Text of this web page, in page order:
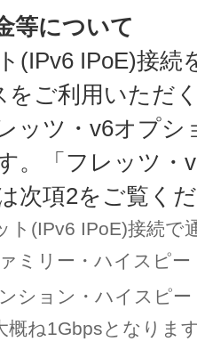
等について
(IPv6 IPoE)接
をご利用いただ
ッツ・v6オプシ
。「フレッツ・
次項2をご覧く
ト(IPv6 IPoE)接続で
ミリー・ハイスピ
ション・ハイスピ
概ね1Gbpsとなりま